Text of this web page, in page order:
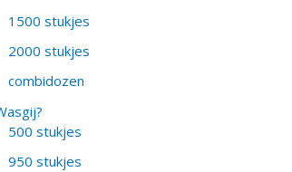
1500 stukjes
2000 stukjes
combidozen
500 stukjes
950 stukjes